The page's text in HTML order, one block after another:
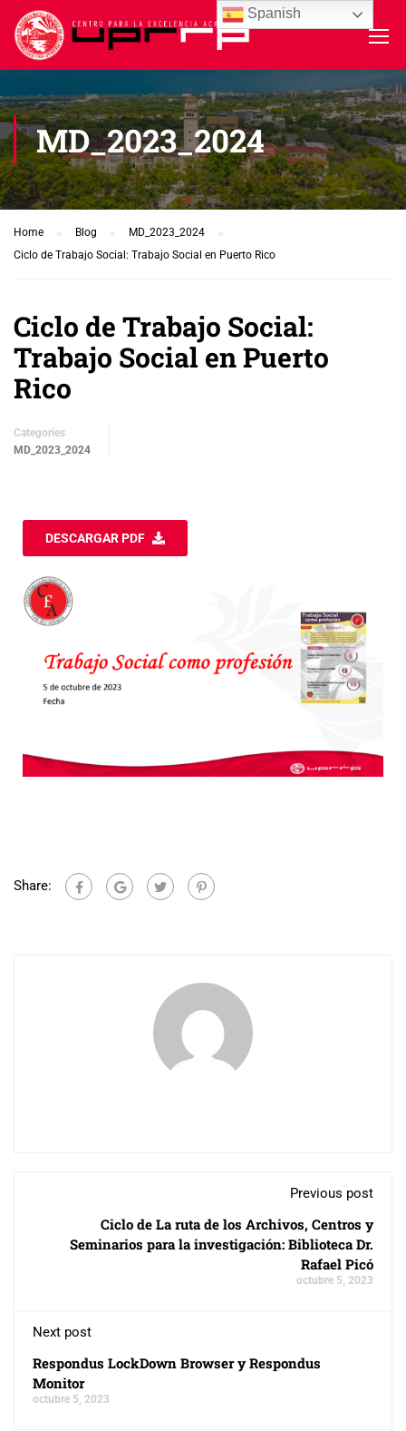
MD_2023_2024
Home Blog
MD_2023_2024
Ciclo de Trabajo Social: Trabajo Social en Puerto Rico
Ciclo de Trabajo Social:
Trabajo Social en Puerto
Rico
Categories
MD_2023_2024
DESCARGAR PDF
Share:
Previous post
Ciclo de La ruta de los Archivos, Centros y
Seminarios para la investigación: Biblioteca Dr.
Rafael Picó
octubre 5, 2023
Next post
Respondus LockDown Browser y Respondus
Monitor
octubre 5, 2023
Spanish